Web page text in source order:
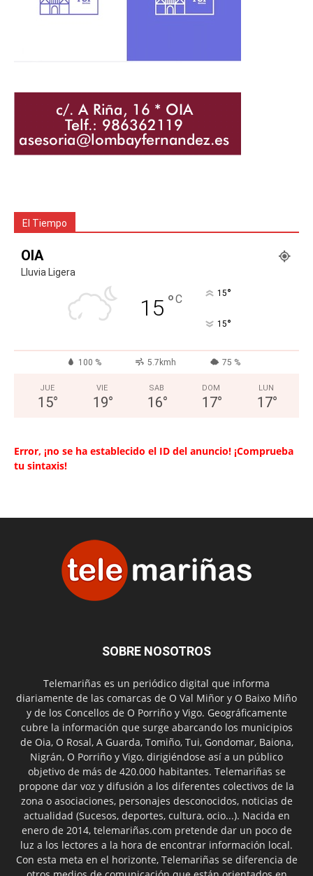
El Tiempo
OIA
Lluvia Ligera
15 °C 15°
15°
100 % 5.7kmh 75 %
JUE
15°
VIE
19°
SAB
16°
DOM
17°
LUN
17°
Error, ¡no se ha establecido el ID del anuncio! ¡Comprueba
tu sintaxis!
SOBRE NOSOTROS
Telemariñas es un periódico digital que informa
diariamente de las comarcas de O Val Miñor y O Baixo Miño
y de los Concellos de O Porriño y Vigo. Geográficamente
cubre la información que surge abarcando los municipios
de Oia, O Rosal, A Guarda, Tomiño, Tui, Gondomar, Baiona,
Nigrán, O Porriño y Vigo, dirigiéndose así a un público
objetivo de más de 420.000 habitantes. Telemariñas se
propone dar voz y difusión a los diferentes colectivos de la
zona o asociaciones, personajes desconocidos, noticias de
actualidad (Sucesos, deportes, cultura, ocio...). Nacida en
enero de 2014, telemariñas.com pretende dar un poco de
luz a los lectores a la hora de encontrar información local.
Con esta meta en el horizonte, Telemariñas se diferencia de